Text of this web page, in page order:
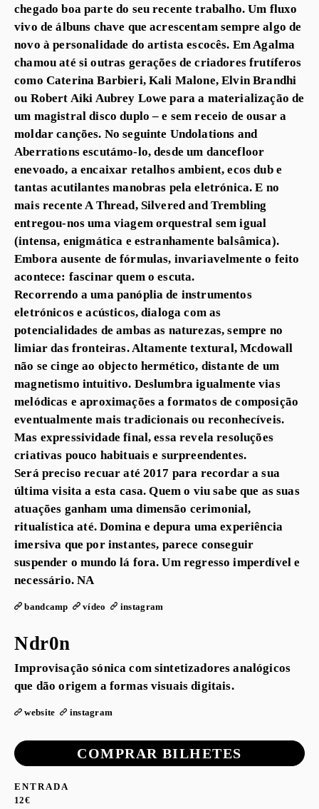
chegado boa parte do seu recente trabalho. Um fluxo
vivo de álbuns chave que acrescentam sempre algo de
novo à personalidade do artista escocês. Em Agalma
chamou até si outras gerações de criadores frutíferos
como Caterina Barbieri, Kali Malone, Elvin Brandhi
ou Robert Aiki Aubrey Lowe para a materialização de
um magistral disco duplo – e sem receio de ousar a
moldar canções. No seguinte Undolations and
Aberrations escutámo-lo, desde um dancefloor
enevoado, a encaixar retalhos ambient, ecos dub e
tantas acutilantes manobras pela eletrónica. E no
mais recente A Thread, Silvered and Trembling
entregou-nos uma viagem orquestral sem igual
(intensa, enigmática e estranhamente balsâmica).
Embora ausente de fórmulas, invariavelmente o feito
acontece: fascinar quem o escuta.
Recorrendo a uma panóplia de instrumentos
eletrónicos e acústicos, dialoga com as
potencialidades de ambas as naturezas, sempre no
limiar das fronteiras. Altamente textural, Mcdowall
não se cinge ao objecto hermético, distante de um
magnetismo intuitivo. Deslumbra igualmente vias
melódicas e aproximações a formatos de composição
eventualmente mais tradicionais ou reconhecíveis.
Mas expressividade final, essa revela resoluções
criativas pouco habituais e surpreendentes.
Será preciso recuar até 2017 para recordar a sua
última visita a esta casa. Quem o viu sabe que as suas
atuações ganham uma dimensão cerimonial,
ritualística até. Domina e depura uma experiência
imersiva que por instantes, parece conseguir
suspender o mundo lá fora. Um regresso imperdível e
necessário. NA
bandcamp vídeo instagram
Ndr0n
Improvisação sónica com sintetizadores analógicos
que dão origem a formas visuais digitais.
website instagram
COMPRAR BILHETES
ENTRADA
12€